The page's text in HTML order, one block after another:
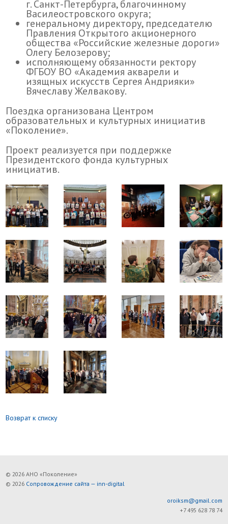
г. Санкт-Петербурга, благочинному
Василеостровского округа;
генеральному директору, председателю
Правления Открытого акционерного
общества «Российские железные дороги»
Олегу Белозерову;
исполняющему обязанности ректору
ФГБОУ ВО «Академия акварели и
изящных искусств Сергея Андрияки»
Вячеславу Желвакову.
Поездка организована Центром
образовательных и культурных инициатив
«Поколение».
Проект реализуется при поддержке
Президентского фонда культурных
инициатив.
Возврат к списку
© 2026 АНО «Поколение»
© 2026 Сопровождение сайта — inn-digital
oroiksm@gmail.com
+7 495 628 78 74